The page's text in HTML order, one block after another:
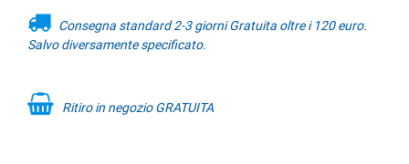
Consegna standard 2-3 giorni Gratuita oltre i 120 euro.
Salvo diversamente specificato.
Ritiro in negozio GRATUITA